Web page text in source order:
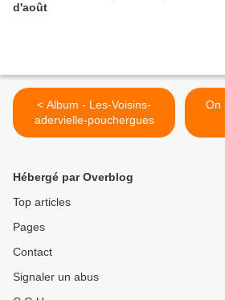
d'août
< Album - Les-Voisins-
adervielle-pouchergues
Hébergé par Overblog
Top articles
Pages
Contact
Signaler un abus